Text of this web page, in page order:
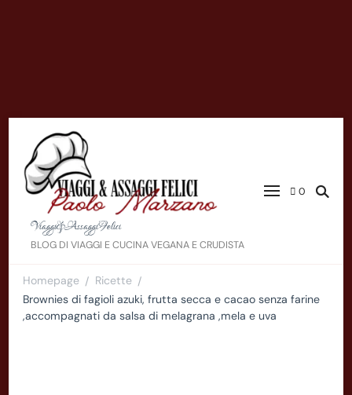
Viaggi&AssaggiFelici
BLOG DI VIAGGI E CUCINA VEGANA E CRUDISTA
0
Homepage / Ricette /
Brownies di fagioli azuki, frutta secca e cacao senza farine
,accompagnati da salsa di melagrana ,mela e uva